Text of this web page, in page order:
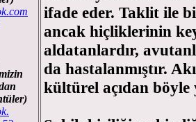
ifade eder. Taklit ile
ancak hiçliklerinin
aldatanlardır,
da hastalanmıştır.
kültürel açıdan böyle